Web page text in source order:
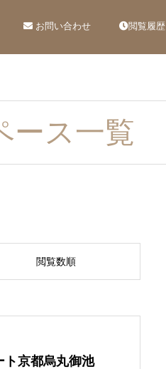
お問い合わせ 閲覧履歴
ース一覧
閲覧数順
ト京都烏丸御池